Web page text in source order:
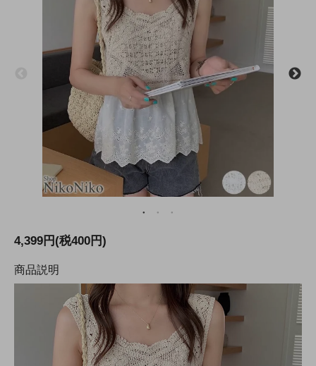
4,399円(税400円)
商品説明